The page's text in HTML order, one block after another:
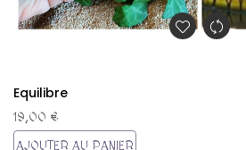
Equilibre
19,00 €
AJOUTER AU PANIER